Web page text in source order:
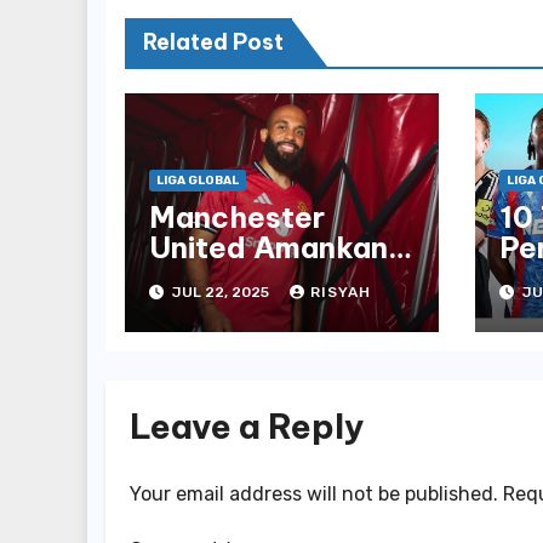
Related Post
LIGA GLOBAL
Manchester
United Amankan
Bryan Mbeumo
Pembelian £71
Juta
JUL 22, 2025 RISYAH
LIGA
10
di
Leave a Reply
Your email address will not be published.